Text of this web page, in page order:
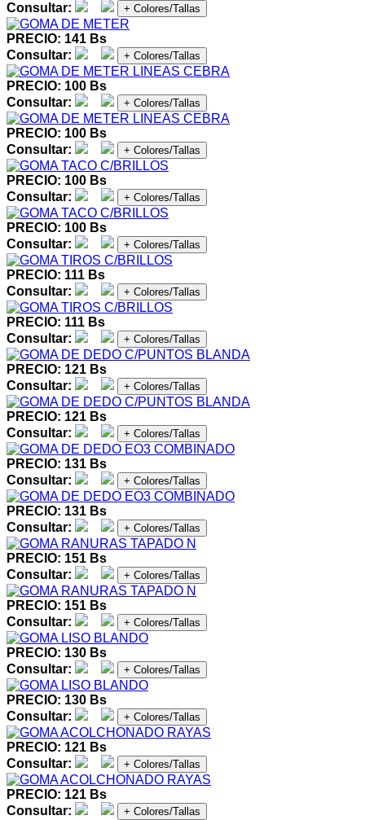
Consultar:
+ Colores/Tallas
PRECIO: 141 Bs
Consultar:
+ Colores/Tallas
PRECIO: 100 Bs
Consultar:
+ Colores/Tallas
PRECIO: 100 Bs
Consultar:
+ Colores/Tallas
PRECIO: 100 Bs
Consultar:
+ Colores/Tallas
PRECIO: 100 Bs
Consultar:
+ Colores/Tallas
PRECIO: 111 Bs
Consultar:
+ Colores/Tallas
PRECIO: 111 Bs
Consultar:
+ Colores/Tallas
PRECIO: 121 Bs
Consultar:
+ Colores/Tallas
PRECIO: 121 Bs
Consultar:
+ Colores/Tallas
PRECIO: 131 Bs
Consultar:
+ Colores/Tallas
PRECIO: 131 Bs
Consultar:
+ Colores/Tallas
PRECIO: 151 Bs
Consultar:
+ Colores/Tallas
PRECIO: 151 Bs
Consultar:
+ Colores/Tallas
PRECIO: 130 Bs
Consultar:
+ Colores/Tallas
PRECIO: 130 Bs
Consultar:
+ Colores/Tallas
PRECIO: 121 Bs
Consultar:
+ Colores/Tallas
PRECIO: 121 Bs
Consultar:
+ Colores/Tallas